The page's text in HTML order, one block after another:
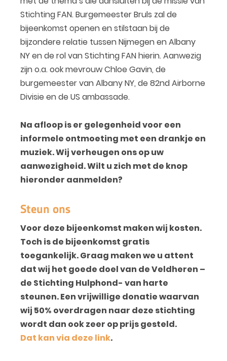
Stichting FAN. Burgemeester Bruls zal de
bijeenkomst openen en stilstaan bij de
bijzondere relatie tussen Nijmegen en Albany
NY en de rol van Stichting FAN hierin. Aanwezig
zijn o.a. ook mevrouw Chloe Gavin, de
burgemeester van Albany NY, de 82nd Airborne
Divisie en de US ambassade.
Na afloop is er gelegenheid voor een
informele ontmoeting met een drankje en
muziek.Wij verheugen ons op uw
aanwezigheid. Wilt u zich met de knop
hieronder aanmelden?
Steun ons
Voor deze bijeenkomst maken wij kosten.
Toch is de bijeenkomst gratis
toegankelijk. Graag maken we u attent
dat wij het goede doel van de Veldheren –
de Stichting Hulphond- van harte
steunen. Een vrijwillige donatie waarvan
wij 50% overdragen naar deze stichting
wordt dan ook zeer op prijs gesteld.
Dat kan via deze link.